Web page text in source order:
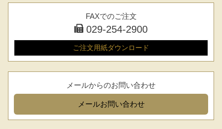
029-254-2441
受付：9:00～17:30(日曜日を除く)
FAXでのご注文
029-254-2900
ご注文用紙ダウンロード
メールからのお問い合わせ
メールお問い合わせ